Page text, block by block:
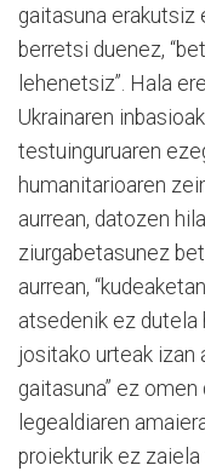
gaitasuna erakutsiz
berretsi duenez,
lehenetsiz”. Hala
Ukrainaren
testuinguruaren
humanitarioaren
aurrean, datozen
ziurgabetasunez
aurrean,
atsedenik ez dutela
jositako urteak izan
gaitasuna” ez
legealdiaren
proiekturik ez zaiela